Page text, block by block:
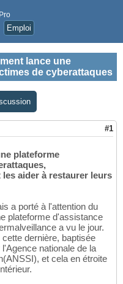
Emploi
lance une
de cyberattaques
#1
plateforme
aider à restaurer leurs
a porté à l'attention du
plateforme d'assistance
a vu le jour.
dernière, baptisée
nationale de la
et cela en étroite